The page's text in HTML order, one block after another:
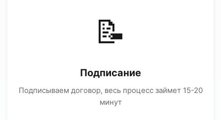
📝
Подписание
Подписываем договор, весь процесс займет 15-20
минут